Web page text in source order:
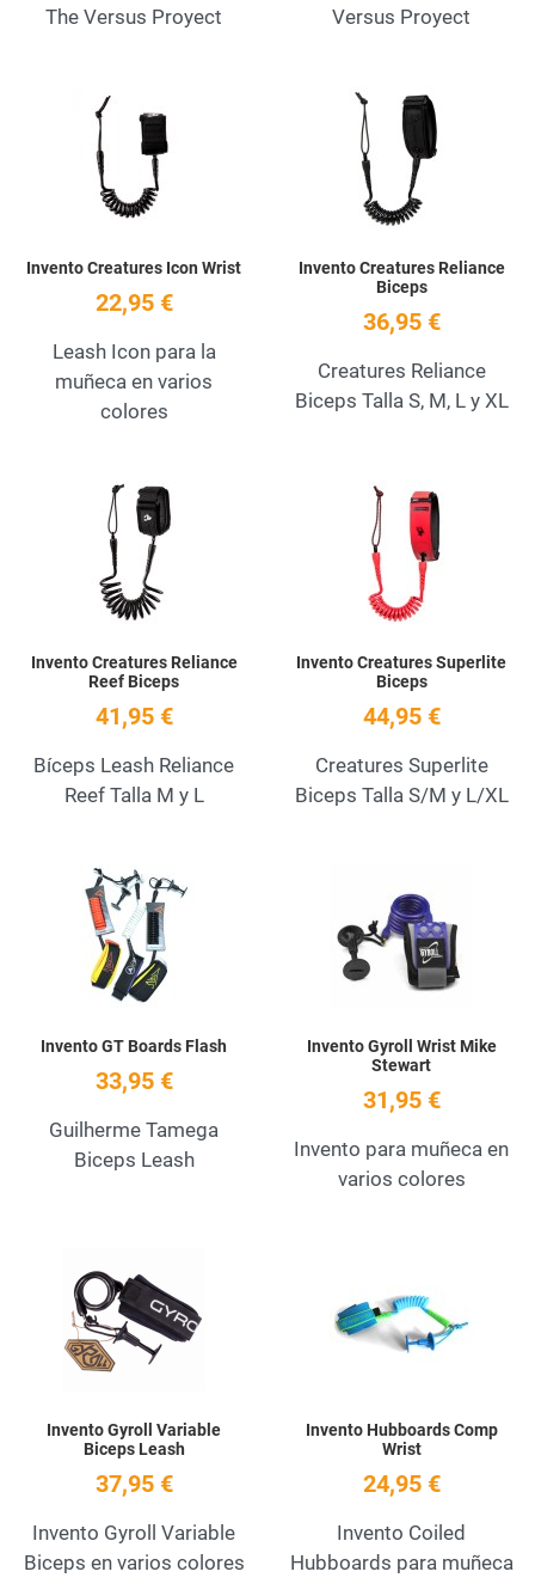
The Versus Proyect Versus Proyect
Add to Wishlist
Invento Creatures Icon Wrist
22,95 €
Leash Icon para la
muñeca en varios
colores
Invento Creatures Reliance
Biceps
36,95 €
Creatures Reliance
Biceps Talla S, M, L y XL
Add to Wishlist
Invento Creatures Reliance
Reef Biceps
41,95 €
Bíceps Leash Reliance
Reef Talla M y L
Invento Creatures Superlite
Biceps
44,95 €
Creatures Superlite
Biceps Talla S/M y L/XL
Quick View
Invento GT Boards Flash
33,95 €
Guilherme Tamega
Biceps Leash
Invento Gyroll Wrist Mike
Stewart
31,95 €
Invento para muñeca en
varios colores
Quick View
Invento Gyroll Variable
Biceps Leash
37,95 €
Invento Gyroll Variable
Biceps en varios colores
Invento Hubboards Comp
Wrist
24,95 €
Invento Coiled
Hubboards para muñeca